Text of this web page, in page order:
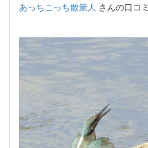
あっちこっち散策人 さんの口コミ